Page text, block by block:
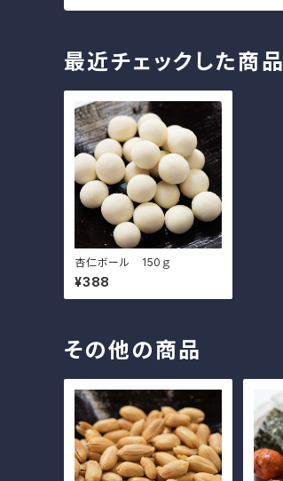
最近チェックした商品
杏仁ボール 150ｇ
¥388
その他の商品